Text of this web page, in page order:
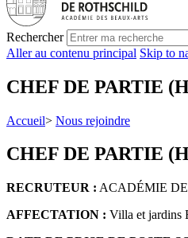
Rechercher
Aller au contenu principal Skip to
CHEF DE PARTIE
Accueil> Nous rejoindre
CHEF DE PARTIE
RECRUTEUR : ACADÉMIE
AFFECTATION : Villa et jardins